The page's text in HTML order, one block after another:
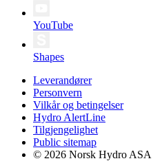
YouTube
Shapes
Leverandører
Personvern
Vilkår og betingelser
Hydro AlertLine
Tilgjengelighet
Public sitemap
© 2026 Norsk Hydro ASA